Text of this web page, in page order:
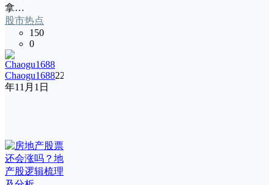
拿…
股市热点
150
0
Chaogu168822
年11月1日